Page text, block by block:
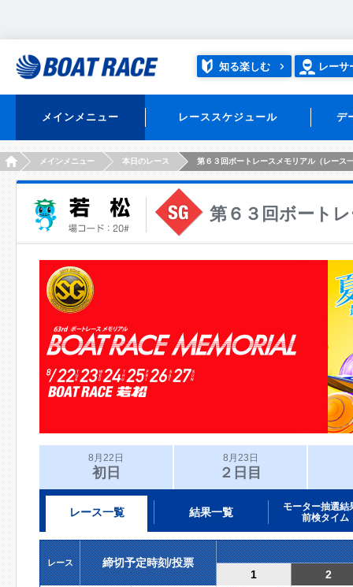
知る楽しむ レーサ
メインメニュー レーススケジュール デ
HOMEメインメニュー 本日のレース 第６３回ボートレースメモリアル（レース
第６３回ボート
8月22日
初日
8月23日
２日目
レース一覧 結果一覧
モーター抽選結
前検タイム
レース
締切予定時刻/投票
1
2